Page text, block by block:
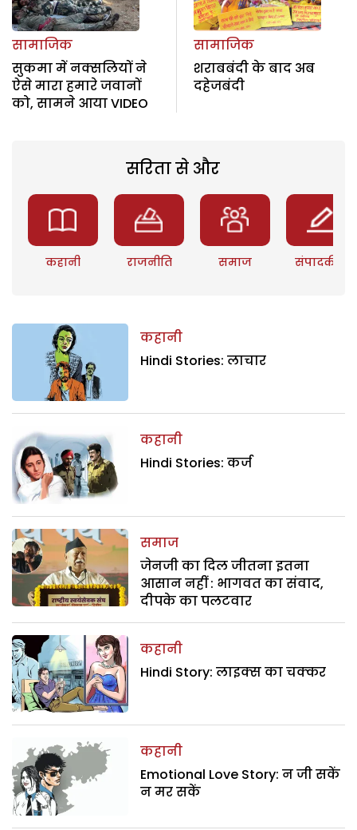
सामाजिक
सुकमा में नक्सलियों ने
ऐसे मारा हमारे जवानों
को, सामने आया VIDEO
सामाजिक
शराबबंदी के बाद अब
दहेजबंदी
सरिता से और
कहानी राजनीति समाज संपादकीय
कहानी
Hindi Stories: लाचार
कहानी
Hindi Stories: कर्ज
समाज
जेनजी का दिल जीतना इतना
आसान नहीं : भागवत का संवाद,
दीपके का पलटवार
कहानी
Hindi Story: लाइक्स का चक्कर
कहानी
Emotional Love Story: न जी सकें
न मर सकें